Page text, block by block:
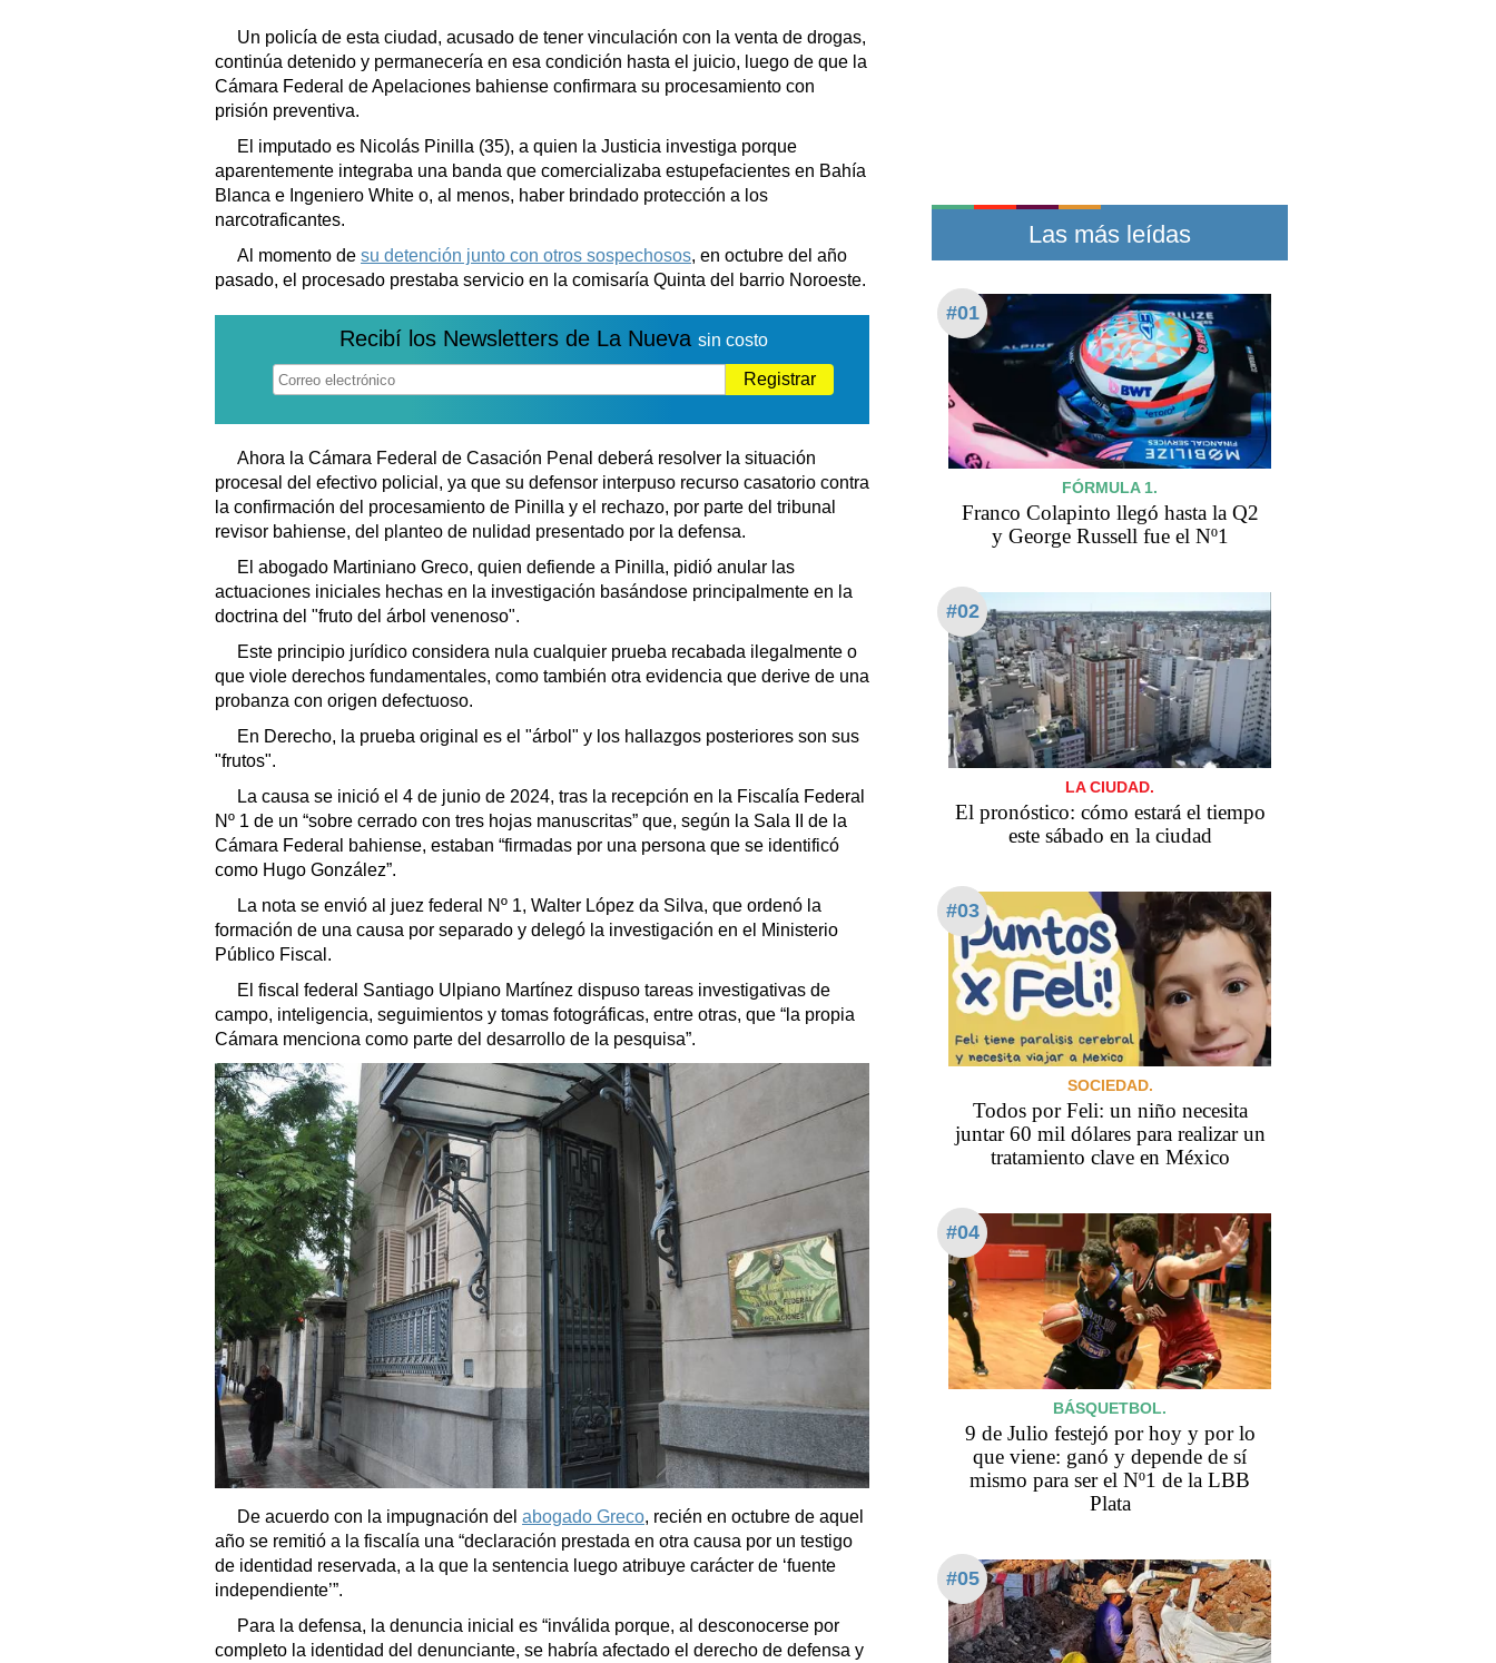
Datos Útiles
Fúnebres
Edictos
Un policía de esta ciudad, acusado de tener vinculación con la venta de drogas,
continúa detenido y permanecería en esa condición hasta el juicio, luego de que la
Cámara Federal de Apelaciones bahiense confirmara su procesamiento con
prisión preventiva.
El imputado es Nicolás Pinilla (35), a quien la Justicia investiga porque
aparentemente integraba una banda que comercializaba estupefacientes en Bahía
Blanca e Ingeniero White o, al menos, haber brindado protección a los
narcotraficantes.
Al momento de su detención junto con otros sospechosos, en octubre del año
pasado, el procesado prestaba servicio en la comisaría Quinta del barrio Noroeste.
Recibí los Newsletters de La Nueva sin costo
Registrar
Ahora la Cámara Federal de Casación Penal deberá resolver la situación
procesal del efectivo policial, ya que su defensor interpuso recurso casatorio contra
la confirmación del procesamiento de Pinilla y el rechazo, por parte del tribunal
revisor bahiense, del planteo de nulidad presentado por la defensa.
El abogado Martiniano Greco, quien defiende a Pinilla, pidió anular las
actuaciones iniciales hechas en la investigación basándose principalmente en la
doctrina del "fruto del árbol venenoso".
Este principio jurídico considera nula cualquier prueba recabada ilegalmente o
que viole derechos fundamentales, como también otra evidencia que derive de una
probanza con origen defectuoso.
En Derecho, la prueba original es el "árbol" y los hallazgos posteriores son sus
"frutos".
La causa se inició el 4 de junio de 2024, tras la recepción en la Fiscalía Federal
Nº 1 de un “sobre cerrado con tres hojas manuscritas” que, según la Sala II de la
Cámara Federal bahiense, estaban “firmadas por una persona que se identificó
como Hugo González”.
La nota se envió al juez federal Nº 1, Walter López da Silva, que ordenó la
formación de una causa por separado y delegó la investigación en el Ministerio
Público Fiscal.
El fiscal federal Santiago Ulpiano Martínez dispuso tareas investigativas de
campo, inteligencia, seguimientos y tomas fotográficas, entre otras, que “la propia
Cámara menciona como parte del desarrollo de la pesquisa”.
De acuerdo con la impugnación del abogado Greco, recién en octubre de aquel
año se remitió a la fiscalía una “declaración prestada en otra causa por un testigo
de identidad reservada, a la que la sentencia luego atribuye carácter de ‘fuente
independiente’”.
Para la defensa, la denuncia inicial es “inválida porque, al desconocerse por
completo la identidad del denunciante, se habría afectado el derecho de defensa y
Las más leídas
#01
FÓRMULA 1.
Franco Colapinto llegó hasta la Q2
y George Russell fue el Nº1
#02
LA CIUDAD.
El pronóstico: cómo estará el tiempo
este sábado en la ciudad
#03
SOCIEDAD.
Todos por Feli: un niño necesita
juntar 60 mil dólares para realizar un
tratamiento clave en México
#04
BÁSQUETBOL.
9 de Julio festejó por hoy y por lo
que viene: ganó y depende de sí
mismo para ser el Nº1 de la LBB
Plata
#05